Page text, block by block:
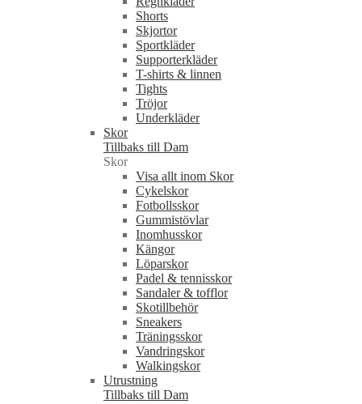
Shorts
Skjortor
Sportkläder
Supporterkläder
T-shirts & linnen
Tights
Tröjor
Underkläder
Skor
Tillbaks till Dam
Skor
Visa allt inom Skor
Cykelskor
Fotbollsskor
Gummistövlar
Inomhusskor
Kängor
Löparskor
Padel & tennisskor
Sandaler & tofflor
Skotillbehör
Sneakers
Träningsskor
Vandringskor
Walkingskor
Utrustning
Tillbaks till Dam